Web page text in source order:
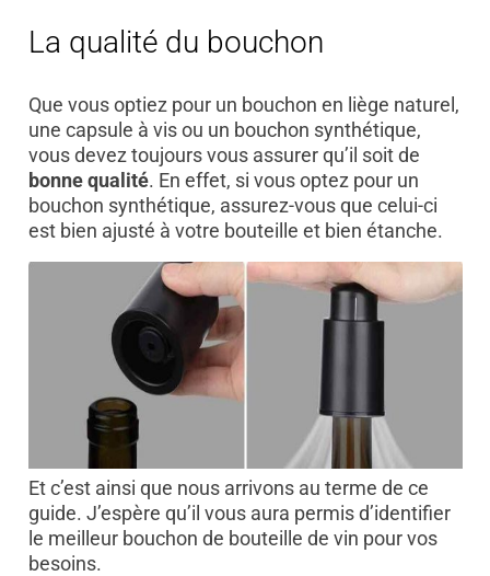
La qualité du bouchon
Que vous optiez pour un bouchon en liège naturel,
une capsule à vis ou un bouchon synthétique,
vous devez toujours vous assurer qu’il soit de
bonne qualité. En effet, si vous optez pour un
bouchon synthétique, assurez-vous que celui-ci
est bien ajusté à votre bouteille et bien étanche.
Et c’est ainsi que nous arrivons au terme de ce
guide. J’espère qu’il vous aura permis d’identifier
le meilleur bouchon de bouteille de vin pour vos
besoins.